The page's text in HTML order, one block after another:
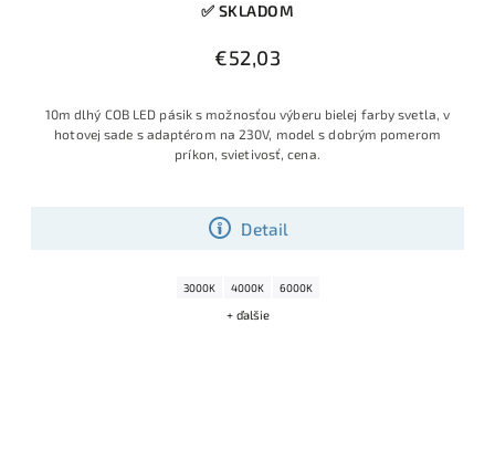
✅ SKLADOM
€52,03
Detail
10m dlhý COB LED pásik s možnosťou výberu bielej farby svetla, v
hotovej sade s adaptérom na 230V, model s dobrým pomerom
príkon, svietivosť, cena.
3000K 4000K 6000K
+ ďalšie